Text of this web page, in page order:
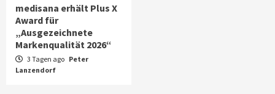
medisana erhält Plus X
Award für
„Ausgezeichnete
Markenqualität 2026“
3 Tagen ago Peter
Lanzendorf